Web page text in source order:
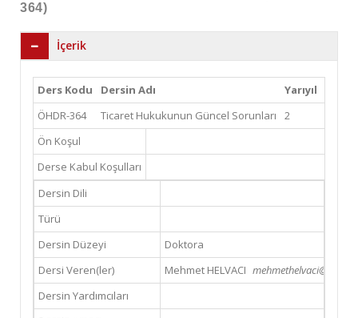
364)
İçerik
Ders Kodu Dersin Adı Yarıyıl
ÖHDR-364
Ticaret Hukukunun Güncel Sorunları 2
Ön Koşul
Derse Kabul Koşulları
Dersin Dili
Türü
Dersin Düzeyi
Doktora
Dersi Veren(ler)
Mehmet HELVACI
Dersin Yardımcıları